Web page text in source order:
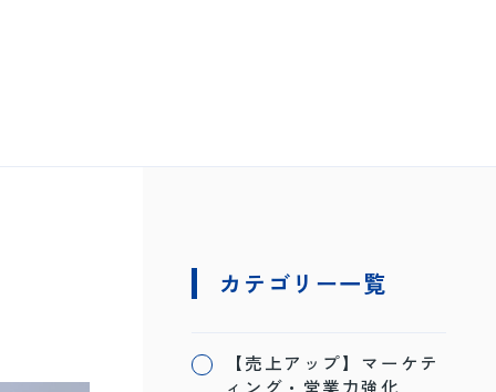
カテゴリー一覧
【売上アップ】マーケテ
ィング・営業力強化